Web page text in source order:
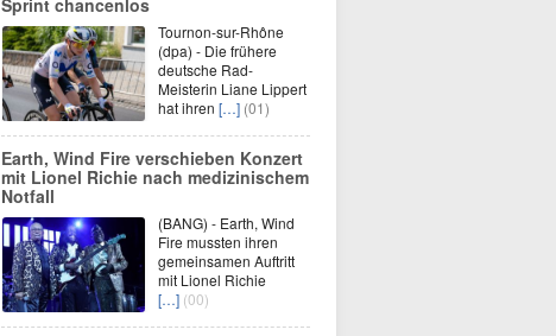
Sprint chancenlos
Tournon-sur-Rhône
(dpa) - Die frühere
deutsche Rad-
Meisterin Liane Lippert
hat ihren […] (01)
Earth, Wind Fire verschieben Konzert
mit Lionel Richie nach medizinischem
Notfall
(BANG) - Earth, Wind
Fire mussten ihren
gemeinsamen Auftritt
mit Lionel Richie
[…] (00)